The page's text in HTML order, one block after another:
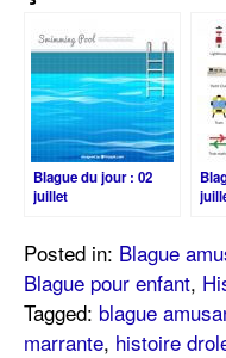
Blague du jour : 02
juillet
Posted in: Blague
Blague pour enfant,
Tagged: blague
marrante, histoire